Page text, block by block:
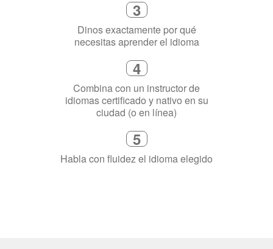
3
Dinos exactamente por qué
4
Combina con un instructor de
idiomas certificado y nativo en su
5